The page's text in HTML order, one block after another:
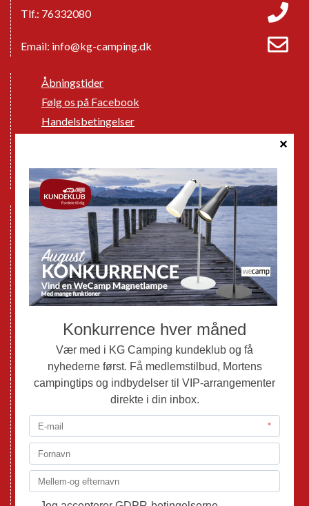
Tlf.: 76332080
Email: info@kg-camping.dk
Åbningstider
Følg os på Facebook
Handelsbetingelser
GPDR - Optagelse af foto og video
Nye Campingvogne
Nye Autocampere og Vans
Brugte Campingvogne
Brugte Autocampere og Vans
Webshop
Mortens Campingtips
KG Camping Kundeklub
Nyheder
Adria
Adria Autocampere
Eriba
Fendt
Hobby